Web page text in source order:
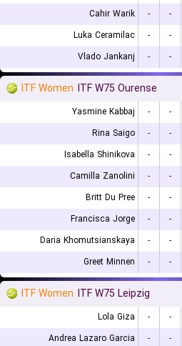
Cahir Warik
- -
Luka Ceramilac
- -
Vlado Jankanj
- -
ITF Women ITF W75 Ourense
Yasmine Kabbaj - -
Rina Saigo
- -
Isabella Shinikova
- -
Camilla Zanolini
- -
Britt Du Pree
- -
Francisca Jorge
- -
Daria Khomutsianskaya
- -
Greet Minnen
- -
ITF Women ITF W75 Leipzig
Lola Giza - -
Andrea Lazaro Garcia
- -